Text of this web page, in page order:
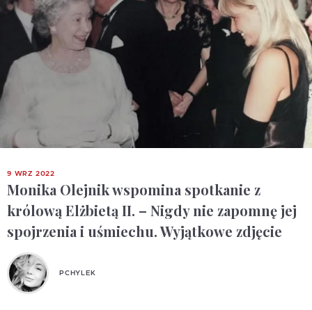
9 WRZ 2022
Monika Olejnik wspomina spotkanie z
królową Elżbietą II. – Nigdy nie zapomnę jej
spojrzenia i uśmiechu. Wyjątkowe zdjęcie
PCHYLEK